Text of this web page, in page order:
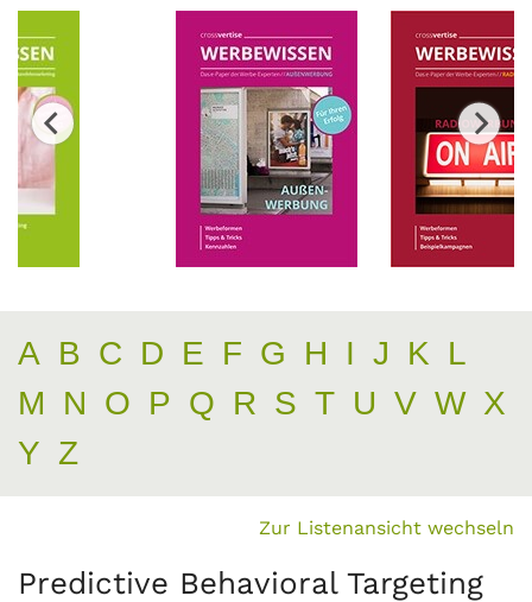
A B C D E F G H I J K L
M
N O P Q R S T U V W X
Y Z
Zur Listenansicht wechseln
Predictive Behavioral Targeting